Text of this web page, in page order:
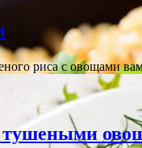
риса с овощами
тушеными